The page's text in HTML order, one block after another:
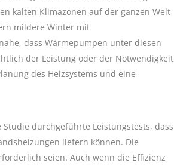
kalten Klimazonen auf der ganzen Welt
mildere Winter mit
dass Wärmepumpen unter diesen
der Leistung oder der Notwendigkeit
des Heizsystems und eine
durchgeführte Leistungstests, dass
liefern können. Die
seien. Auch wenn die Effizienz